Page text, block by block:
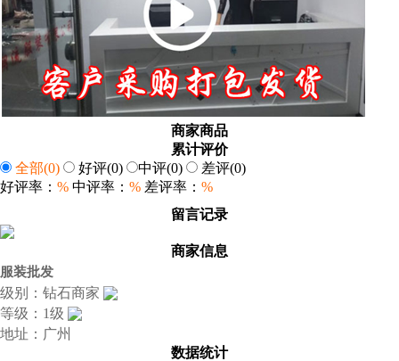
商家商品
累计评价
全部(0) 好评(0) 中评(0) 差评(0)
好评率： % 中评率： % 差评率： %
留言记录
商家信息
服装批发
级别：钻石商家
等级：1级
地址：广州
数据统计